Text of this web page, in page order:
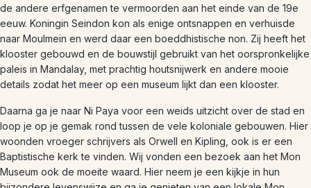
de andere erfgenamen te vermoorden aan het einde van de 19e
eeuw. Koningin Seindon kon als enige ontsnappen en verhuisde
naar Moulmein en werd daar een boeddhistische non. Zij heeft het
klooster gebouwd en de bouwstijl gebruikt van het oorspronkelijke
paleis in Mandalay, met prachtig houtsnijwerk en andere mooie
details zodat het meer op een museum lijkt dan een klooster.
Daarna ga je naar Ni Paya voor een weids uitzicht over de stad en
loop je op je gemak rond tussen de vele koloniale gebouwen. Hier
woonden vroeger schrijvers als Orwell en Kipling, ook is er een
Baptistische kerk te vinden. Wij vonden een bezoek aan het Mon
Museum ook de moeite waard. Hier neem je een kijkje in hun